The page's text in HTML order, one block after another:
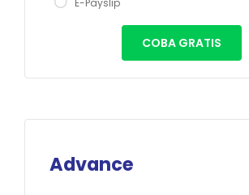
E-Payslip
COBA GRATIS
Advance